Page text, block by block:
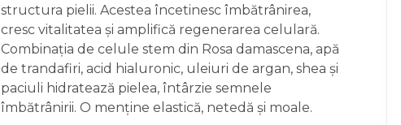
structura pielii. Acestea încetinesc îmbătrânirea,
cresc vitalitatea și amplifică regenerarea celulară.
Combinația de celule stem din Rosa damascena, apă
de trandafiri, acid hialuronic, uleiuri de argan, shea și
paciuli hidratează pielea, întârzie semnele
îmbătrânirii. O menține elastică, netedă și moale.